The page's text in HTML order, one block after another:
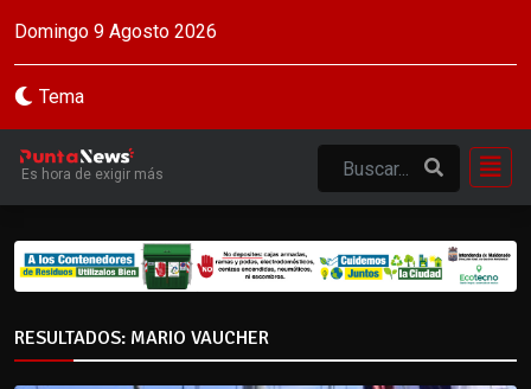
Domingo 9 Agosto 2026
Tema
Es hora de exigir más
RESULTADOS: MARIO VAUCHER